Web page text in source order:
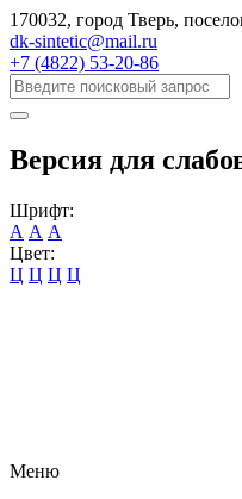
170032, город Тверь,
dk-sintetic@mail.ru
+7 (4822) 53-20-86
Версия для
Шрифт:
А А А
Цвет:
Ц Ц Ц Ц
Меню